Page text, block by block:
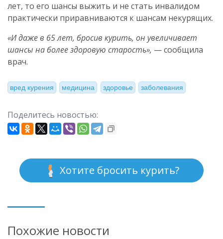
лет, то его шансы выжить и не стать инвалидом
практически приравниваются к шансам некурящих.
«И даже в 65 лет, бросив курить, он увеличивает
шансы на более здоровую старость», — сообщила
врач.
вред курения медицина здоровье заболевания
Поделитесь новостью:
Хотите бросить курить?
Похожие новости